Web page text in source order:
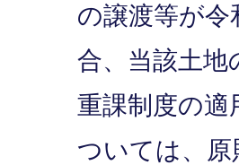
の譲渡等が
合、当該土地
重課制度の適
ついては、